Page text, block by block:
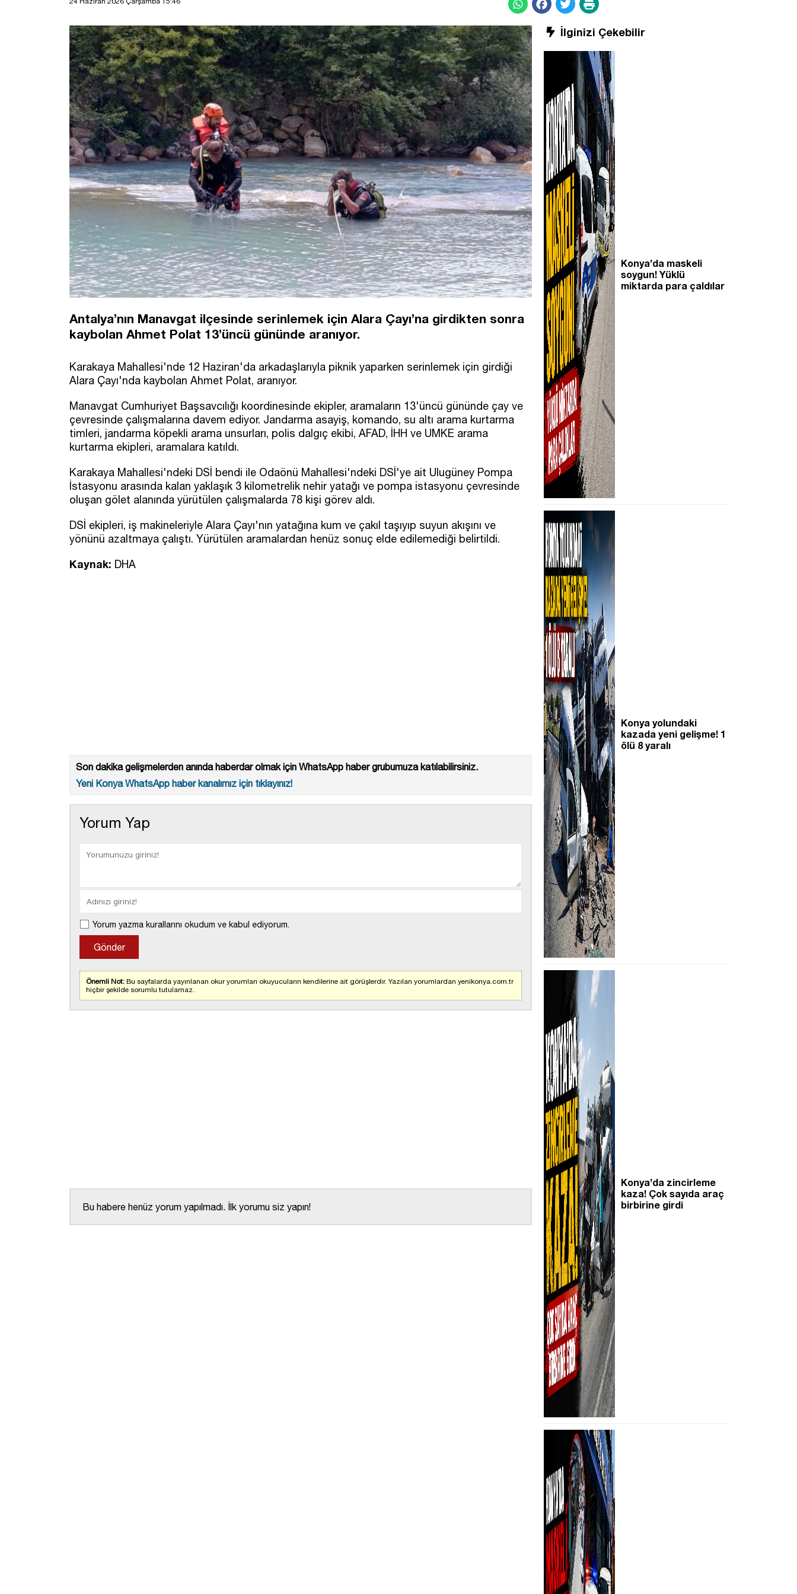
Antalya’nın Manavgat ilçesinde serinlemek için Alara Çayı’na girdikten sonra
kaybolan Ahmet Polat 13’üncü gününde aranıyor.
Karakaya Mahallesi'nde 12 Haziran'da arkadaşlarıyla piknik yaparken serinlemek için girdiği
Alara Çayı'nda kaybolan Ahmet Polat, aranıyor.
Manavgat Cumhuriyet Başsavcılığı koordinesinde ekipler, aramaların 13'üncü gününde çay ve
çevresinde çalışmalarına davem ediyor. Jandarma asayiş, komando, su altı arama kurtarma
timleri, jandarma köpekli arama unsurları, polis dalgıç ekibi, AFAD, İHH ve UMKE arama
kurtarma ekipleri, aramalara katıldı.
Karakaya Mahallesi'ndeki DSİ bendi ile Odaönü Mahallesi'ndeki DSİ'ye ait Ulugüney Pompa
İstasyonu arasında kalan yaklaşık 3 kilometrelik nehir yatağı ve pompa istasyonu çevresinde
oluşan gölet alanında yürütülen çalışmalarda 78 kişi görev aldı.
DSİ ekipleri, iş makineleriyle Alara Çayı'nın yatağına kum ve çakıl taşıyıp suyun akışını ve
yönünü azaltmaya çalıştı. Yürütülen aramalardan henüz sonuç elde edilemediği belirtildi.
Kaynak: DHA
Son dakika gelişmelerden anında haberdar olmak için WhatsApp haber grubumuza katılabilirsiniz.
Yeni Konya WhatsApp haber kanalımız için tıklayınız!
Yorum Yap
Yorum yazma kurallarını okudum ve kabul ediyorum.
Önemli Not: Bu sayfalarda yayınlanan okur yorumları okuyucuların kendilerine ait görüşlerdir. Yazılan yorumlardan yenikonya.com.tr
hiçbir şekilde sorumlu tutulamaz.
Bu habere henüz yorum yapılmadı. İlk yorumu siz yapın!
İlginizi Çekebilir
Konya’da maskeli
soygun! Yüklü
miktarda para çaldılar
Konya yolundaki
kazada yeni gelişme! 1
ölü 8 yaralı
Konya’da zincirleme
kaza! Çok sayıda araç
birbirine girdi